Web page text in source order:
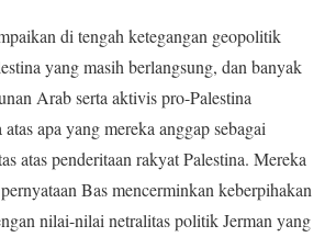
di tengah ketegangan geopolitik
yang masih berlangsung, dan banyak
Arab serta aktivis pro-Palestina
apa yang mereka anggap sebagai
atas penderitaan rakyat Palestina. Mereka
Bas mencerminkan keberpihakan
nilai-nilai netralitas politik Jerman yang